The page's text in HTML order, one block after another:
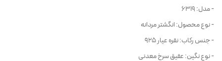
- مدل: 6319
- نوع محصول: انگشتر مردانه
- جنس رکاب: نقره عیار 925
- نوع نگین: عقیق سرخ معدنی